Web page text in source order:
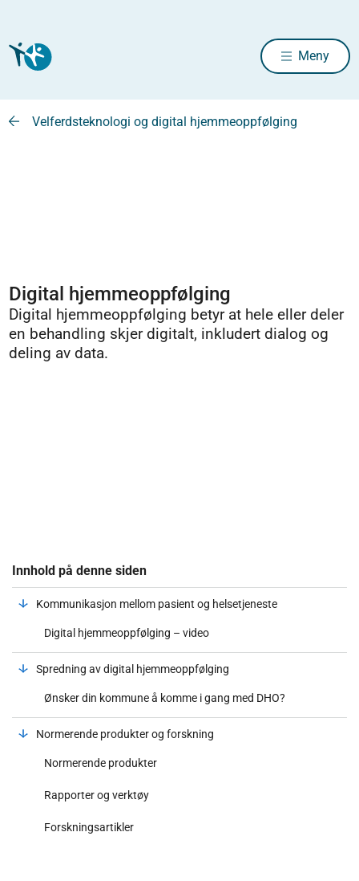
Meny
Velferdsteknologi og digital hjemmeoppfølging
Digital hjemmeoppfølging
Digital hjemmeoppfølging betyr at hele eller deler
en behandling skjer digitalt, inkludert dialog og
deling av data.
Innhold på denne siden
Kommunikasjon mellom pasient og helsetjeneste
Digital hjemmeoppfølging – video
Spredning av digital hjemmeoppfølging
Ønsker din kommune å komme i gang med DHO?
Normerende produkter og forskning
Normerende produkter
Rapporter og verktøy
Forskningsartikler